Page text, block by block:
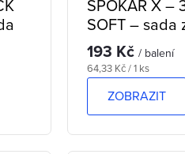
SPOKAR X –
SOFT – sada
kartáčků
193 Kč/ balení
Měrná
64,33 Kč / 1 ks
ZOBRAZIT